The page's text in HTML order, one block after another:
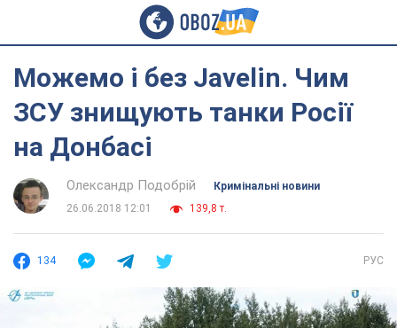
Можемо і без Javelin. Чим
ЗСУ знищують танки Росії
на Донбасі
Олександр Подобрій
Кримінальні новини
26.06.2018 12:01
139,8 т.
134 РУС